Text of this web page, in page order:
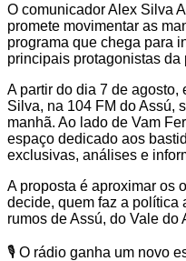
O comunicador Alex Silva
promete movimentar as
programa que chega para
principais protagonistas da
A partir do dia 7 de
Silva, na 104 FM do Assú,
manhã. Ao lado de Vam
espaço dedicado aos
exclusivas, análises e
A proposta é aproximar os
decide, quem faz a política
rumos de Assú, do Vale do
🎙️ O rádio ganha um novo